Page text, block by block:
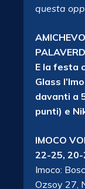
questa
E la festa
Glass
davanti a
punti) e
IMOCO
22-25,
Imoco:
Ozsoy 27,